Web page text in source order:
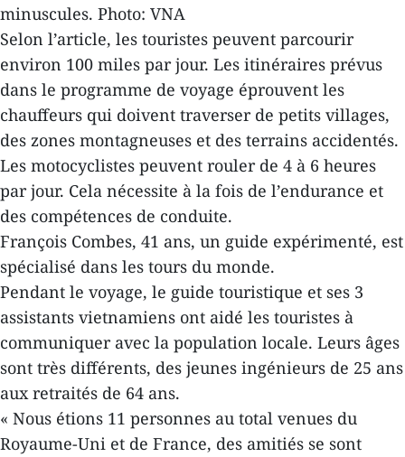
minuscules. Photo: VNA
Selon l’article, les touristes peuvent parcourir
environ 100 miles par jour. Les itinéraires prévus
dans le programme de voyage éprouvent les
chauffeurs qui doivent traverser de petits villages,
des zones montagneuses et des terrains accidentés.
Les motocyclistes peuvent rouler de 4 à 6 heures
par jour. Cela nécessite à la fois de l’endurance et
des compétences de conduite.
François Combes, 41 ans, un guide expérimenté, est
spécialisé dans les tours du monde.
Pendant le voyage, le guide touristique et ses 3
assistants vietnamiens ont aidé les touristes à
communiquer avec la population locale. Leurs âges
sont très différents, des jeunes ingénieurs de 25 ans
aux retraités de 64 ans.
« Nous étions 11 personnes au total venues du
Royaume-Uni et de France, des amitiés se sont